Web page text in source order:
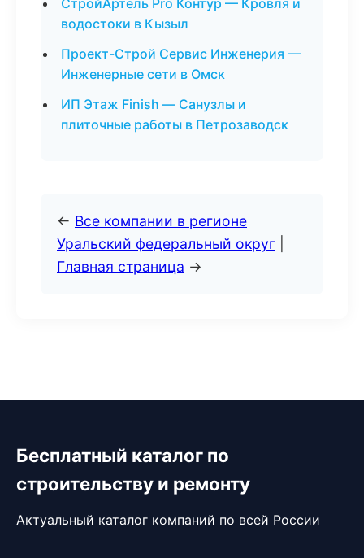
СтройАртель Pro Контур — Кровля и
водостоки в Кызыл
Проект-Строй Сервис Инженерия —
Инженерные сети в Омск
ИП Этаж Finish — Санузлы и
плиточные работы в Петрозаводск
← Все компании в регионе
Уральский федеральный округ
Главная страница →
Бесплатный каталог по
строительству и ремонту
Актуальный каталог компаний по всей России